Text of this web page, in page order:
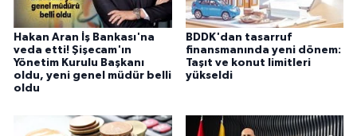
Hakan Aran İş Bankası'na
veda etti! Şişecam'ın
Yönetim Kurulu Başkanı
oldu, yeni genel müdür belli
oldu
BDDK'dan tasarruf
finansmanında yeni dönem:
Taşıt ve konut limitleri
yükseldi